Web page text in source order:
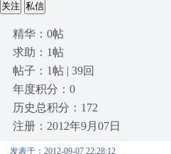
关注 私信
精华：0帖
求助：1帖
帖子：1帖 | 39回
年度积分：0
历史总积分：172
注册：2012年9月07日
发表于：2012-09-07 22:28:12